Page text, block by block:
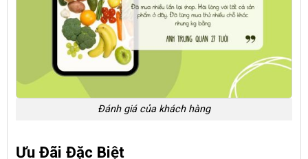
Đánh giá của khách hàng
Ưu Đãi Đặc Biệt